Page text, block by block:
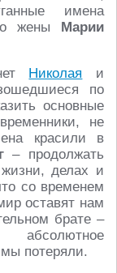
имена
жены Марии
Николая и
по
основные
не
красили в
– продолжать
делах и
со временем
оставят нам
брате –
потеряли.